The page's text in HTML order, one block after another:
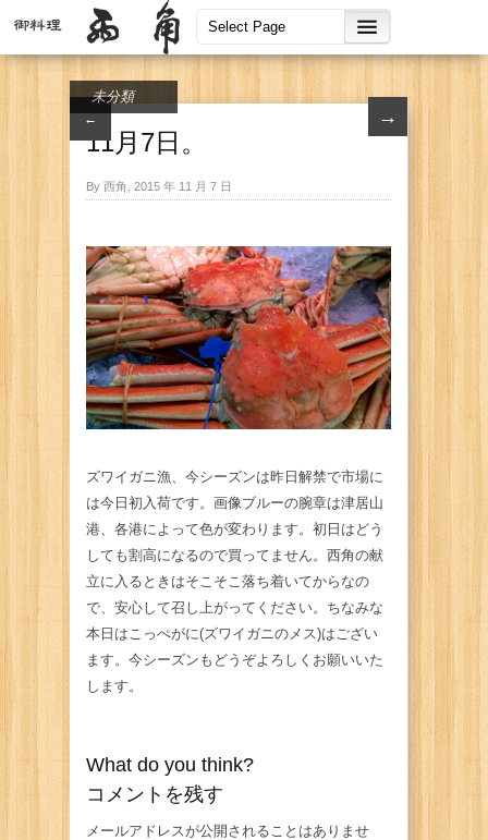
← →
未分類
11月7日。
By 西角, 2015 年 11 月 7 日
ズワイガニ漁、今シーズンは昨日解禁で市場に
は今日初入荷です。画像ブルーの腕章は津居山
港、各港によって色が変わります。初日はどう
しても割高になるので買ってません。西角の献
立に入るときはそこそこ落ち着いてからなの
で、安心して召し上がってください。ちなみな
本日はこっぺがに(ズワイガニのメス)はござい
ます。今シーズンもどうぞよろしくお願いいた
します。
What do you think?
コメントを残す
メールアドレスが公開されることはありませ